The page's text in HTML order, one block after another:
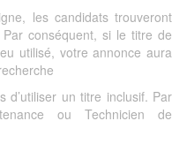
les candidats trouveront
conséquent, si le titre de
utilisé, votre annonce aura
d’utiliser un titre inclusif. Par
ou Technicien de